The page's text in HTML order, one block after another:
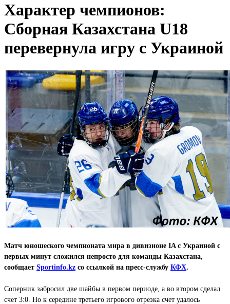
Характер чемпионов:
Сборная Казахстана U18
перевернула игру с Украиной
Матч юношеского чемпионата мира в дивизионе IA с Украиной с
первых минут сложился непросто для команды Казахстана,
сообщает Sportinfo.kz со ссылкой на пресс-службу КФХ.
Соперник забросил две шайбы в первом периоде, а во втором сделал
счет 3:0. Но к середине третьего игрового отрезка счет удалось